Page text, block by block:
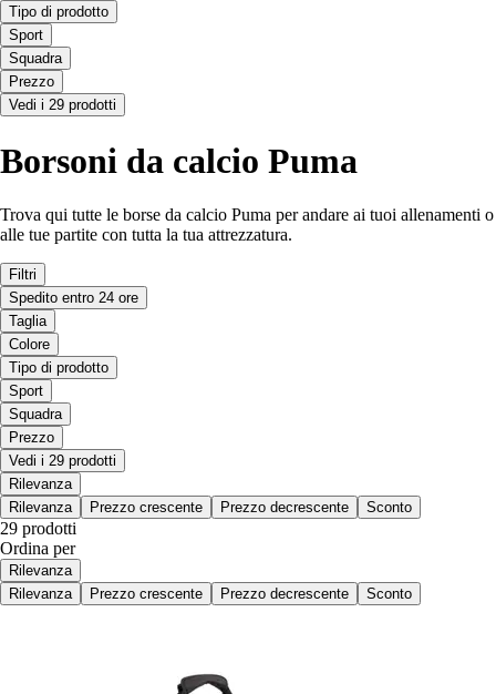
Tipo di prodotto
Sport
Squadra
Prezzo
Vedi i 29 prodotti
Borsoni da calcio Puma
Trova qui tutte le borse da calcio Puma per andare ai tuoi allenamenti o
alle tue partite con tutta la tua attrezzatura.
Filtri
Spedito entro 24 ore
Taglia
Colore
Tipo di prodotto
Sport
Squadra
Prezzo
Vedi i 29 prodotti
Rilevanza
Rilevanza
Prezzo crescente Prezzo decrescente Sconto
29 prodotti
Ordina per
Rilevanza
Rilevanza
Prezzo crescente Prezzo decrescente Sconto